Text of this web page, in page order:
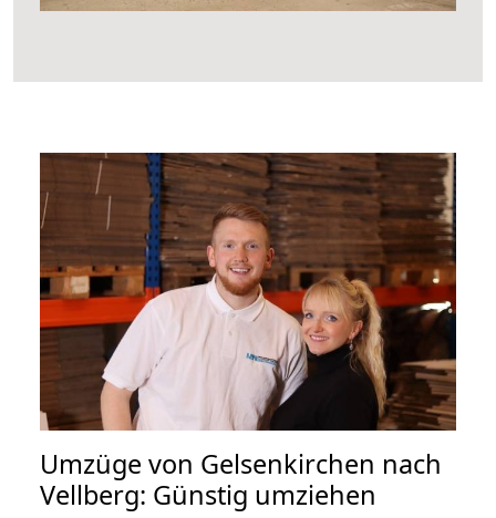
Umzüge von Gelsenkirchen nach
Vellberg: Günstig umziehen